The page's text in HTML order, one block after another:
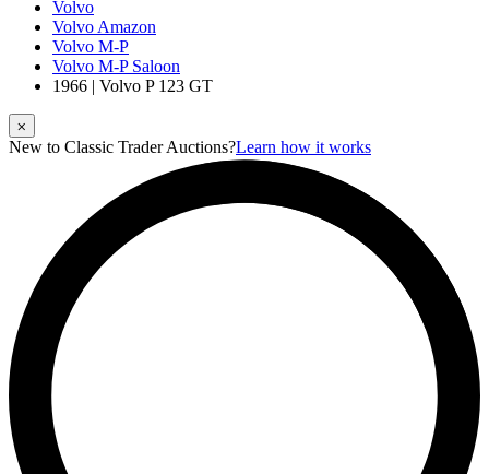
Volvo
Volvo Amazon
Volvo M-P
Volvo M-P Saloon
1966 | Volvo P 123 GT
⨉
New to Classic Trader Auctions?Learn how it works